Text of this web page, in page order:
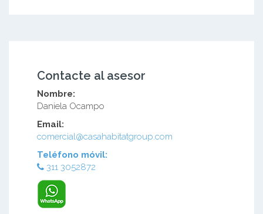
Contacte al asesor
Nombre:
Daniela Ocampo
Email:
comercial@casahabitatgroup.com
Teléfono móvil:
311 3052872